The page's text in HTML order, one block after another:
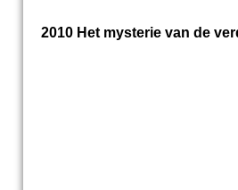
2010 Het mysterie van de